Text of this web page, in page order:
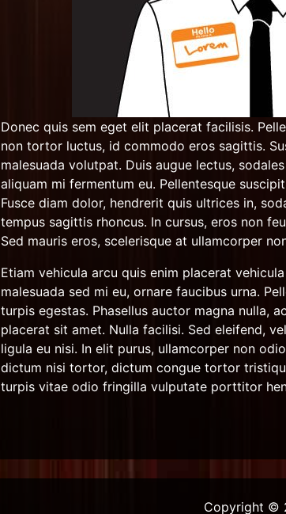
Donec quis sem eget elit placerat facilisis.
non tortor luctus, id commodo eros sagittis.
malesuada volutpat. Duis augue lectus,
aliquam mi fermentum eu. Pellentesque
Fusce diam dolor, hendrerit quis ultrices in,
tempus sagittis rhoncus. In cursus, eros non
Sed mauris eros, scelerisque at ullamcorper
Etiam vehicula arcu quis enim placerat
malesuada sed mi eu, ornare faucibus urna.
turpis egestas. Phasellus auctor magna nulla,
placerat sit amet. Nulla facilisi. Sed eleifend,
ligula eu nisi. In elit purus, ullamcorper non
dictum nisi tortor, dictum congue tortor
turpis vitae odio fringilla vulputate porttitor
Copyright ©